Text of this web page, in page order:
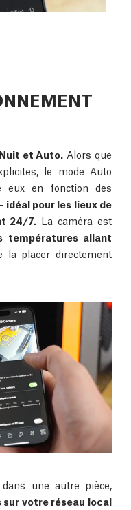
et Auto. Alors que
le mode Auto
eux en fonction des
idéal pour les lieux de
24/7. La caméra est
températures allant
placer directement
une autre pièce,
sur votre réseau local